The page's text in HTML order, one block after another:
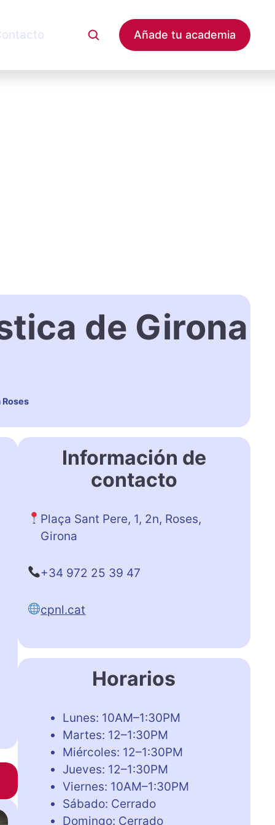
Añade tu academia
de Girona
Información de
contacto
Plaça Sant Pere, 1, 2n, Roses,
Girona
+34 972 25 39 47
cpnl.cat
Horarios
Lunes: 10AM–1:30PM
Martes: 12–1:30PM
Miércoles: 12–1:30PM
Jueves: 12–1:30PM
Viernes: 10AM–1:30PM
Sábado: Cerrado
Domingo: Cerrado